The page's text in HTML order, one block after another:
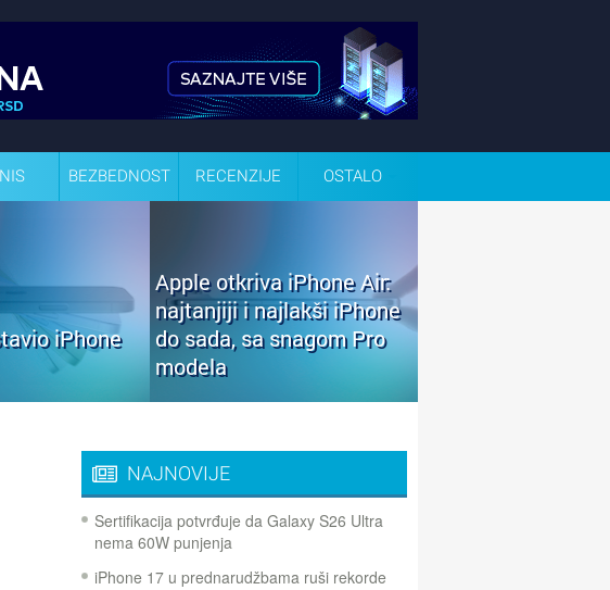
BEZBEDNOST RECENZIJE OSTALO
iPhone
Apple otkriva iPhone Air:
najtanjiji i najlakši iPhone
do sada, sa snagom Pro
modela
NAJNOVIJE
Sertifikacija potvrđuje da Galaxy S26 Ultra
nema 60W punjenja
iPhone 17 u prednarudžbama ruši rekorde